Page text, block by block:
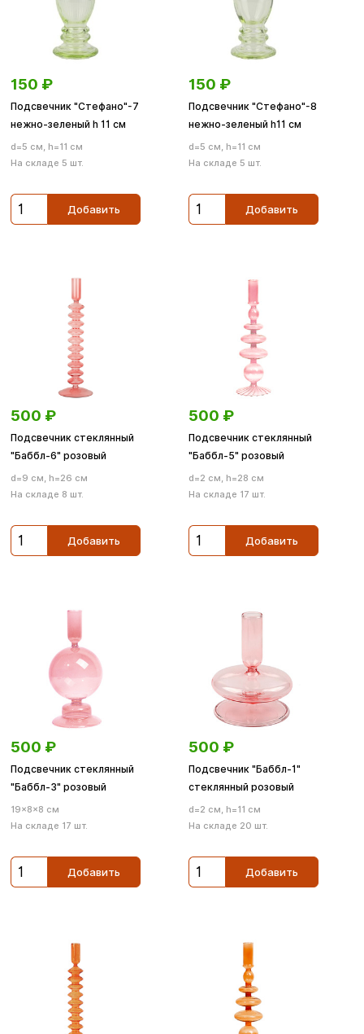
150 ₽
Подсвечник "Стефано"-7
нежно-зеленый h 11 см
d=5 см, h=11 см
На складе 5 шт.
Добавить
150 ₽
Подсвечник "Стефано"-8
нежно-зеленый h11 см
d=5 см, h=11 см
На складе 5 шт.
Добавить
500 ₽
Подсвечник стеклянный
"Баббл-6" розовый
d=9 см, h=26 см
На складе 8 шт.
Добавить
500 ₽
Подсвечник стеклянный
"Баббл-5" розовый
d=2 см, h=28 см
На складе 17 шт.
Добавить
500 ₽
Подсвечник стеклянный
"Баббл-3" розовый
19×8×8 см
На складе 17 шт.
Добавить
500 ₽
Подсвечник "Баббл-1"
стеклянный розовый
d=2 см, h=11 см
На складе 20 шт.
Добавить